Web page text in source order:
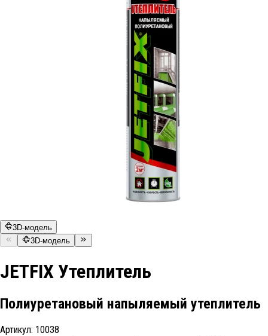
3D-модель
3D-модель
JETFIX Утеплитель
Полиуретановый напыляемый утеплитель
Артикул: 10038